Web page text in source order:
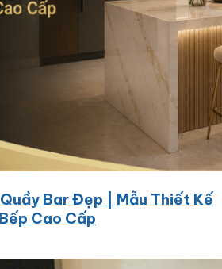
Bar Đẹp | Mẫu Thiết Kế
Cao Cấp